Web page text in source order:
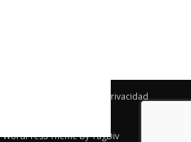
Política de privacidad
Theme by TagDiv